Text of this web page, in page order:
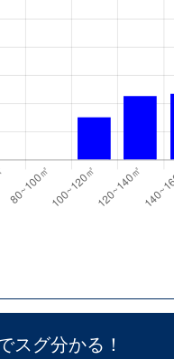
スグ分かる！